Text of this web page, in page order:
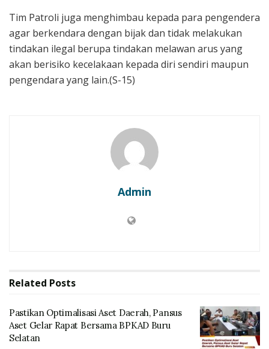
Tim Patroli juga menghimbau kepada para pengendera
agar berkendara dengan bijak dan tidak melakukan
tindakan ilegal berupa tindakan melawan arus yang
akan berisiko kecelakaan kepada diri sendiri maupun
pengendara yang lain.(S-15)
Admin
Related Posts
Pastikan Optimalisasi Aset Daerah, Pansus
Aset Gelar Rapat Bersama BPKAD Buru
Selatan